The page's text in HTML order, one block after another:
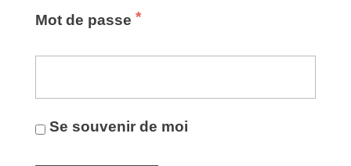
Mot de passe *
Se souvenir de moi